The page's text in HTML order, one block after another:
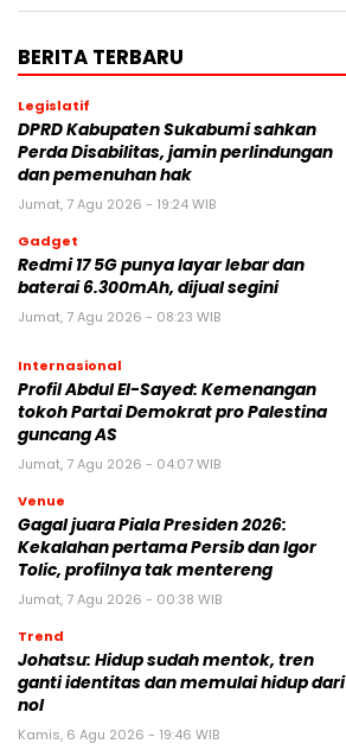
BERITA TERBARU
Legislatif
DPRD Kabupaten Sukabumi sahkan
Perda Disabilitas, jamin perlindungan
dan pemenuhan hak
Jumat, 7 Agu 2026 - 19:24 WIB
Gadget
Redmi 17 5G punya layar lebar dan
baterai 6.300mAh, dijual segini
Jumat, 7 Agu 2026 - 08:23 WIB
Internasional
Profil Abdul El-Sayed: Kemenangan
tokoh Partai Demokrat pro Palestina
guncang AS
Jumat, 7 Agu 2026 - 04:07 WIB
Venue
Gagal juara Piala Presiden 2026:
Kekalahan pertama Persib dan Igor
Tolic, profilnya tak mentereng
Jumat, 7 Agu 2026 - 00:38 WIB
Trend
Johatsu: Hidup sudah mentok, tren
ganti identitas dan memulai hidup dari
nol
Kamis, 6 Agu 2026 - 19:46 WIB